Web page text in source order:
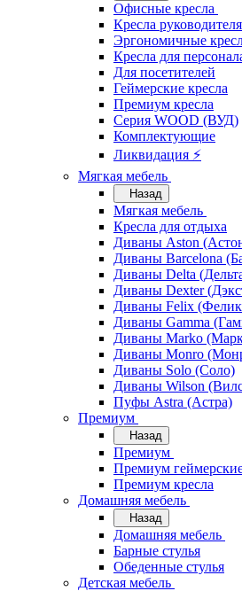
Офисные кресла
Кресла руководителя
Эргономичные
Кресла для
Для посетителей
Геймерские кресла
Премиум кресла
Серия WOOD (ВУД)
Комплектующие
Ликвидация ⚡
Мягкая мебель
Назад
Мягкая мебель
Кресла для отдыха
Диваны Aston
Диваны Barcelona
Диваны Delta
Диваны Dexter
Диваны Felix
Диваны Gamma
Диваны Marko
Диваны Monro
Диваны Solo (Соло)
Диваны Wilson
Пуфы Astra (Астра)
Премиум
Назад
Премиум
Премиум
Премиум кресла
Домашняя мебель
Назад
Домашняя мебель
Барные стулья
Обеденные стулья
Детская мебель